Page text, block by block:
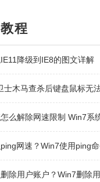
程
降级到IE8的图文详解
木马查杀后键盘鼠标无法
么解除网速限制 Win7系统解
网速？Win7使用ping命令测
除用户账户？Win7删除